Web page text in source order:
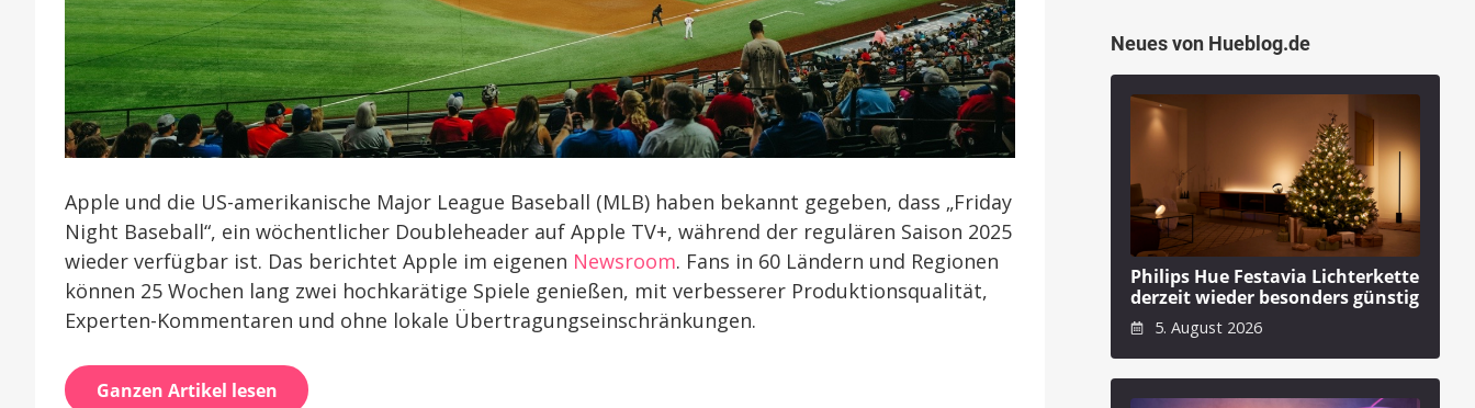
Apple und die US-amerikanische Major League Baseball (MLB) haben bekannt gegeben, dass „Friday
Night Baseball“, ein wöchentlicher Doubleheader auf Apple TV+, während der regulären Saison 2025
wieder verfügbar ist. Das berichtet Apple im eigenen Newsroom. Fans in 60 Ländern und Regionen
können 25 Wochen lang zwei hochkarätige Spiele genießen, mit verbesserer Produktionsqualität,
Experten-Kommentaren und ohne lokale Übertragungseinschränkungen.
Ganzen Artikel lesen
Neues von Hueblog.de
Philips Hue Festavia Lichterkette
derzeit wieder besonders günstig
5. August 2026